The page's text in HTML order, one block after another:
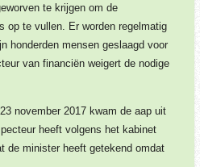
te krijgen om de
op te vullen. Er worden regelmatig
honderden mensen geslaagd voor
van financiën weigert de nodige
november 2017 kwam de aap uit
heeft volgens het kabinet
de minister heeft getekend omdat